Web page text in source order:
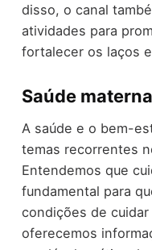
disso, o canal
atividades para
fortalecer os laços
Saúde
A saúde e o bem-
temas recorrentes
Entendemos que
fundamental para
condições de
oferecemos